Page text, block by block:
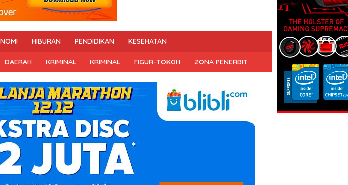
HIBURAN PENDIDIKAN KESEHATAN
DAERAH KRIMINAL KRIMINAL FIGUR-TOKOH ZONA PENERBIT